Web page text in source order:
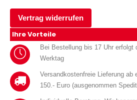
Vertrag widerrufen
Ihre Vorteile
Bei Bestellung bis 17 Uhr erfolgt
Werktag
Versandkostenfreie Lieferung ab
150.- Euro (ausgenommen